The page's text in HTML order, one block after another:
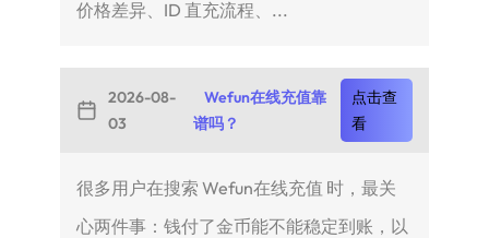
价格差异、ID 直充流程、...
2026-08-
03
Wefun在线充值靠
谱吗？
点击查
看
很多用户在搜索 Wefun在线充值 时，最关
心两件事：钱付了金币能不能稳定到账，以